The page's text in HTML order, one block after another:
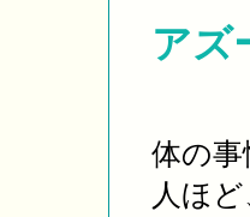
アズ
体の
人ほ